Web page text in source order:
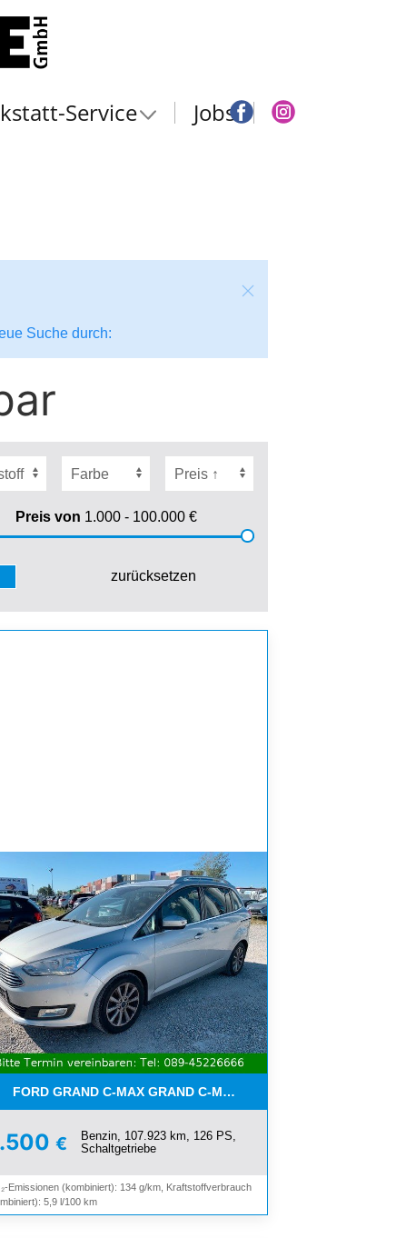
Service Jobs
Suche durch:
Preis von 1.000 - 100.000€
zurücksetzen
FORD GRAND C-MAX GRAND C-MAX TITANIUM*7-SITZER*NAVI*
€
Benzin, 107.923 km, 126 PS,
Schaltgetriebe
Emissionen (kombiniert): 134 g/km, Kraftstoffverbrauch
5,9 l/100 km